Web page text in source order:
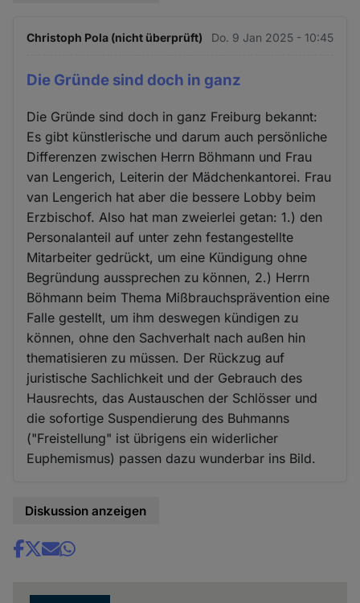
Christoph Pola (nicht überprüft) Do. 9 Jan 2025 - 10:45
Die Gründe sind doch in ganz
Die Gründe sind doch in ganz Freiburg bekannt:
Es gibt künstlerische und darum auch persönliche
Differenzen zwischen Herrn Böhmann und Frau
van Lengerich, Leiterin der Mädchenkantorei. Frau
van Lengerich hat aber die bessere Lobby beim
Erzbischof. Also hat man zweierlei getan: 1.) den
Personalanteil auf unter zehn festangestellte
Mitarbeiter gedrückt, um eine Kündigung ohne
Begründung aussprechen zu können, 2.) Herrn
Böhmann beim Thema Mißbrauchsprävention eine
Falle gestellt, um ihm deswegen kündigen zu
können, ohne den Sachverhalt nach außen hin
thematisieren zu müssen. Der Rückzug auf
juristische Sachlichkeit und der Gebrauch des
Hausrechts, das Austauschen der Schlösser und
die sofortige Suspendierung des Buhmanns
("Freistellung" ist übrigens ein widerlicher
Euphemismus) passen dazu wunderbar ins Bild.
Diskussion anzeigen
Share